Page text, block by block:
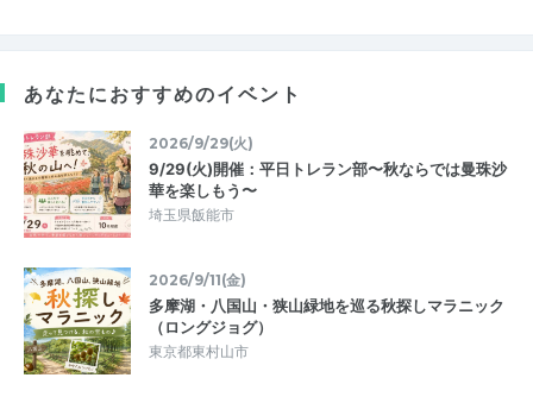
あなたにおすすめのイベント
2026/9/29(火)
9/29(火)開催：平日トレラン部〜秋ならでは曼珠沙
華を楽しもう〜
埼玉県飯能市
2026/9/11(金)
多摩湖・八国山・狭山緑地を巡る秋探しマラニック
（ロングジョグ）
東京都東村山市